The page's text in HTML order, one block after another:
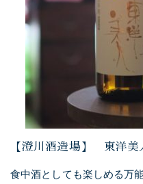
【澄川酒造場】 東洋
食中酒としても楽しめる万